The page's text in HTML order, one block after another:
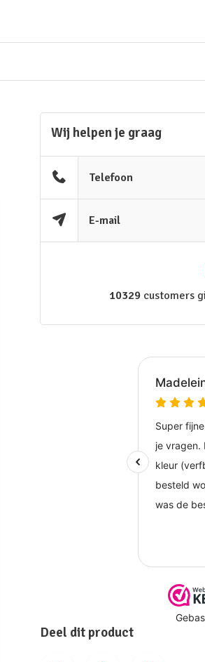
Wij helpen je graag
Telefoon
E-mail
10329customers
Deel dit product